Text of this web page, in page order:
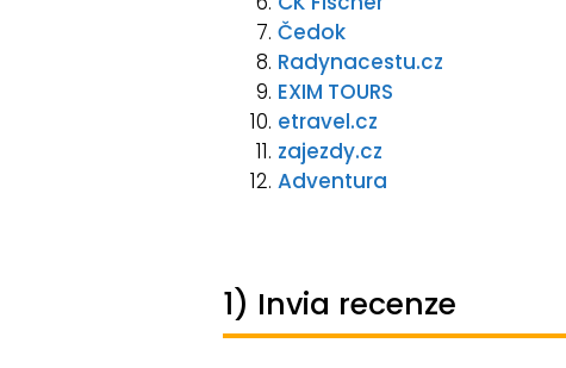
Čedok
Radynacestu.cz
EXIM TOURS
etravel.cz
zajezdy.cz
Adventura
1) Invia recenze